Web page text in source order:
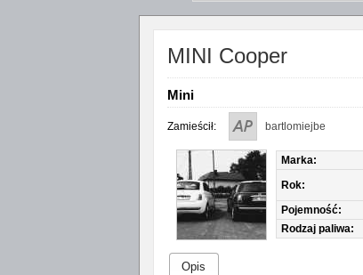
MINI Cooper
Mini
Zamieścił: bartlomiejbe
Marka:
Rok:
Pojemność:
Rodzaj paliwa:
Opis